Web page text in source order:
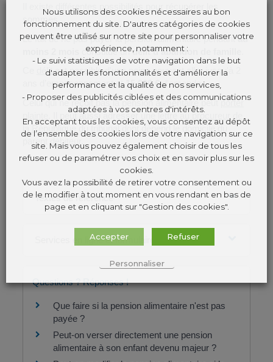
différentes possibilités pour récupérer les
sommes
Le fait de ne pas payer la pension alimentaire pendantau
constitue undélit d'abandon de famille
délitest passible d'une peine pouvant aller jusqu'à 2
ans d’emprisonnement et 15 000 €d'amende.
Celui qui ne reçoit pas la pension alimentaire peutporter
. Il peut aussi adresser une lettre au procureur de
la République
du tribunal dont dépend le domicile du
parent débiteur
Textes de référence
Services en ligne et formulaires
Questions ? Réponses !
Que faire si la pension alimentaire n'est pas
payée ?
Peut-on verser directement une pension
alimentaire à son enfant devenu majeur ?
Nous utilisons des cookies nécessaires au bon
fonctionnement du site. D'autres catégories de cookies
peuvent être utilisé sur notre site pour personnaliser votre
expérience, notamment :
- Le suivi statistiques de votre navigation dans le but
d'adapter les fonctionnalités et d'améliorer la
performance et la qualité de nos services,
- Proposer des publicités ciblées et des communications
adaptées à vos centres d'intérêts.
En acceptant tous les cookies, vous consentez au dépôt
de l’ensemble des cookies lors de votre navigation sur ce
site. Mais vous pouvez également choisir de tous les
refuser ou de paramétrer vos choix et en savoir plus sur les
cookies.
Vous avez la possibilité de retirer votre consentement ou
de le modifier à tout moment en vous rendant en bas de
page et en cliquant sur "Gestion des cookies".
Accepter Refuser
Personnaliser